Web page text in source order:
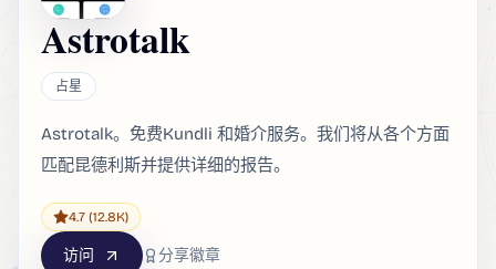
Astrotalk
占星
Astrotalk。免费Kundli 和婚介服务。我们将从各个方面
匹配昆德利斯并提供详细的报告。
4.7 (12.8K)
访问 分享徽章